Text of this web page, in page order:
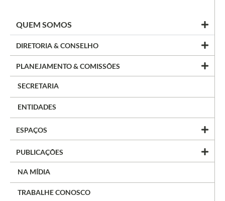
QUEM SOMOS
DIRETORIA & CONSELHO
PLANEJAMENTO & COMISSÕES
SECRETARIA
ENTIDADES
ESPAÇOS
PUBLICAÇÕES
NA MÍDIA
TRABALHE CONOSCO